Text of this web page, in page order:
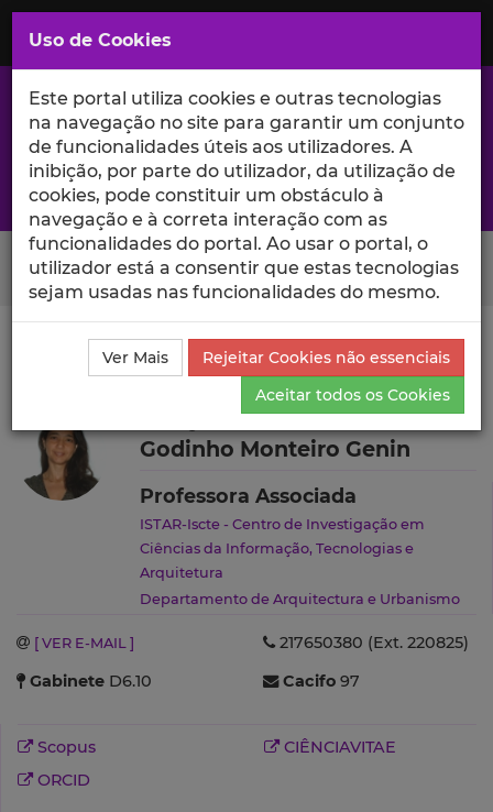
Saltar
para
Conteúdo
Principal
A excelência da investigação e ciência no Iscte
Search Button
Ciência_Iscte Autores
Soraya de Fátima Mira
Godinho Monteiro Genin
Soraya de Fátima Mira
Godinho Monteiro Genin
Professora Associada
ISTAR-Iscte - Centro de Investigação em
Ciências da Informação, Tecnologias e
Arquitetura
Departamento de Arquitectura e Urbanismo
[ VER E-MAIL ]
217650380 (Ext. 220825)
Gabinete D6.10 Cacifo 97
Scopus
CIÊNCIAVITAE
ORCID
Uso de Cookies
Este portal utiliza cookies e outras tecnologias
na navegação no site para garantir um conjunto
de funcionalidades úteis aos utilizadores. A
inibição, por parte do utilizador, da utilização de
cookies, pode constituir um obstáculo à
navegação e à correta interação com as
funcionalidades do portal. Ao usar o portal, o
utilizador está a consentir que estas tecnologias
sejam usadas nas funcionalidades do mesmo.
Ver Mais
Rejeitar Cookies não essenciais
Aceitar todos os Cookies